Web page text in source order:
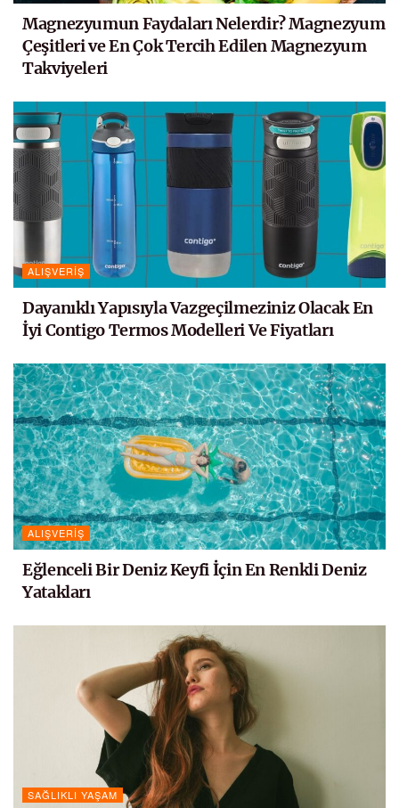
Magnezyumun Faydaları Nelerdir? Magnezyum
Çeşitleri ve En Çok Tercih Edilen Magnezyum
Takviyeleri
ALIŞVERIŞ
Dayanıklı Yapısıyla Vazgeçilmeziniz Olacak En
İyi Contigo Termos Modelleri Ve Fiyatları
ALIŞVERIŞ
Eğlenceli Bir Deniz Keyfi İçin En Renkli Deniz
Yatakları
SAĞLIKLI YAŞAM